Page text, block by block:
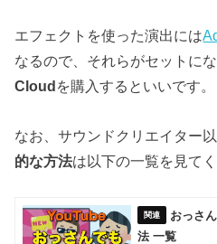
エフェクトを使った演出には
なるので、それらがセットに
Cloud を購入するといいです。
なお、サウンドクリエイター
的な方法は以下の一覧を見てく
おっさ
法 一覧